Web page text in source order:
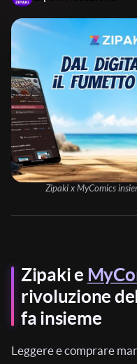
Zipaki x MyComics
Zipaki e
rivoluzione
fa insieme
Leggere e comprare